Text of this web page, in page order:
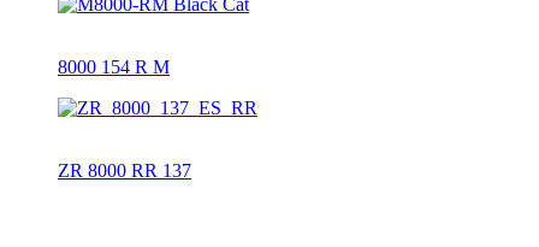
8000 154 R M
ZR 8000 RR 137